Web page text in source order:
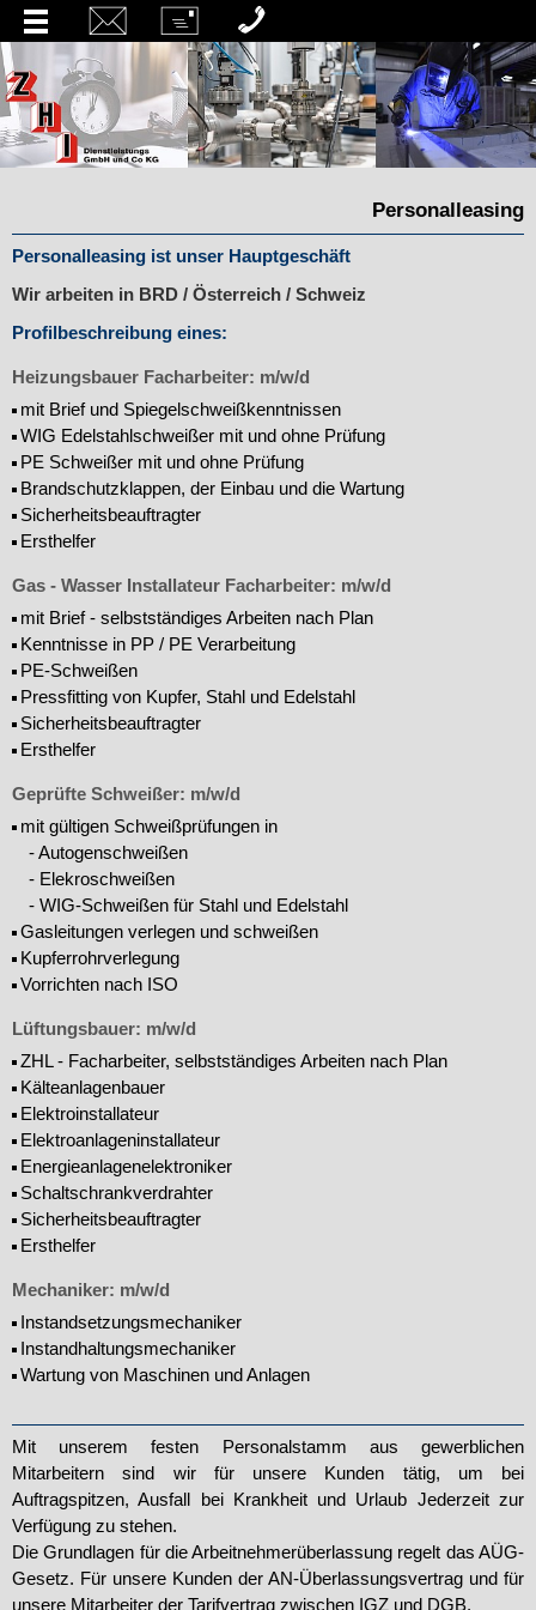
Personalleasing
Personalleasing ist unser Hauptgeschäft
Wir arbeiten in BRD / Österreich / Schweiz
Profilbeschreibung eines:
Heizungsbauer Facharbeiter: m/w/d
mit Brief und Spiegelschweißkenntnissen
WIG Edelstahlschweißer mit und ohne Prüfung
PE Schweißer mit und ohne Prüfung
Brandschutzklappen, der Einbau und die Wartung
Sicherheitsbeauftragter
Ersthelfer
Gas - Wasser Installateur Facharbeiter: m/w/d
mit Brief - selbstständiges Arbeiten nach Plan
Kenntnisse in PP / PE Verarbeitung
PE-Schweißen
Pressfitting von Kupfer, Stahl und Edelstahl
Sicherheitsbeauftragter
Ersthelfer
Geprüfte Schweißer: m/w/d
mit gültigen Schweißprüfungen in
- Autogenschweißen
- Elekroschweißen
- WIG-Schweißen für Stahl und Edelstahl
Gasleitungen verlegen und schweißen
Kupferrohrverlegung
Vorrichten nach ISO
Lüftungsbauer: m/w/d
ZHL - Facharbeiter, selbstständiges Arbeiten nach Plan
Kälteanlagenbauer
Elektroinstallateur
Elektroanlageninstallateur
Energieanlagenelektroniker
Schaltschrankverdrahter
Sicherheitsbeauftragter
Ersthelfer
Mechaniker: m/w/d
Instandsetzungsmechaniker
Instandhaltungsmechaniker
Wartung von Maschinen und Anlagen
Mit unserem festen Personalstamm aus gewerblichen
Mitarbeitern sind wir für unsere Kunden tätig, um bei
Auftragspitzen, Ausfall bei Krankheit und Urlaub Jederzeit zur
Verfügung zu stehen.
Die Grundlagen für die Arbeitnehmerüberlassung regelt das AÜG-
Gesetz. Für unsere Kunden der AN-Überlassungsvertrag und für
unsere Mitarbeiter der Tarifvertrag zwischen IGZ und DGB.